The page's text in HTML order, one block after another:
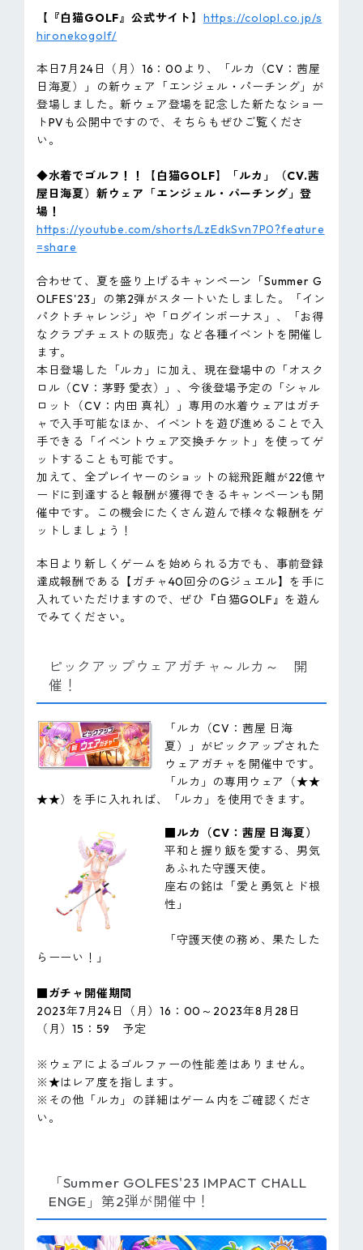
【『白猫GOLF』公式サイト】 https://colopl.co.jp/s
hironekogolf/
本日7月24日（月）16：00より、「ルカ（CV：茜屋
日海夏）」の新ウェア「エンジェル・パーチング」が
登場しました。新ウェア登場を記念した新たなショー
トPVも公開中ですので、そちらもぜひご覧くださ
い。
◆水着でゴルフ！！【白猫GOLF】「ルカ」（CV.茜
屋日海夏）新ウェア「エンジェル・パーチング」登
場！
https://youtube.com/shorts/LzEdkSvn7P0?feature
=share
合わせて、夏を盛り上げるキャンペーン「Summer G
OLFES'23」の第2弾がスタートいたしました。「イン
パクトチャレンジ」や「ログインボーナス」、「お得
なクラブチェストの販売」など各種イベントを開催し
ます。
本日登場した「ルカ」に加え、現在登場中の「オスク
ロル（CV：茅野 愛衣）」、今後登場予定の「シャル
ロット（CV：内田 真礼）」専用の水着ウェアはガチ
ャで入手可能なほか、イベントを遊び進めることで入
手できる「イベントウェア交換チケット」を使ってゲ
ットすることも可能です。
加えて、全プレイヤーのショットの総飛距離が22億ヤ
ードに到達すると報酬が獲得できるキャンペーンも開
催中です。この機会にたくさん遊んで様々な報酬をゲ
ットしましょう！
本日より新しくゲームを始められる方でも、事前登録
達成報酬である【ガチャ40回分のGジュエル】を手に
入れていただけますので、ぜひ『白猫GOLF』を遊ん
でみてください。
ピックアップウェアガチャ～ルカ～ 開
催！
「ルカ（CV：茜屋 日海
夏）」がピックアップされた
ウェアガチャを開催中です。
「ルカ」の専用ウェア（★★
★★）を手に入れれば、「ルカ」を使用できます。
■ルカ（CV：茜屋 日海夏）
平和と握り飯を愛する、男気
あふれた守護天使。
座右の銘は「愛と勇気とド根
性」
「守護天使の務め、果たした
らーーい！」
■ガチャ開催期間
2023年7月24日（月）16：00～2023年8月28日
（月）15：59 予定
※ウェアによるゴルファーの性能差はありません。
※★はレア度を指します。
※その他「ルカ」の詳細はゲーム内をご確認くださ
い。
「Summer GOLFES'23 IMPACT CHALL
ENGE」第2弾が開催中！